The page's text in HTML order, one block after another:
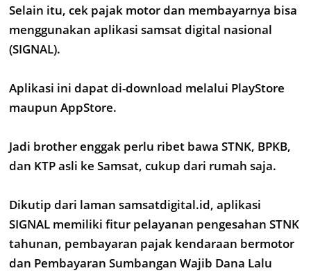
Selain itu, cek pajak motor dan membayarnya bisa
menggunakan aplikasi samsat digital nasional
(SIGNAL).
Aplikasi ini dapat di-download melalui PlayStore
maupun AppStore.
Jadi brother enggak perlu ribet bawa STNK, BPKB,
dan KTP asli ke Samsat, cukup dari rumah saja.
Dikutip dari laman samsatdigital.id, aplikasi
SIGNAL memiliki fitur pelayanan pengesahan STNK
tahunan, pembayaran pajak kendaraan bermotor
dan Pembayaran Sumbangan Wajib Dana Lalu